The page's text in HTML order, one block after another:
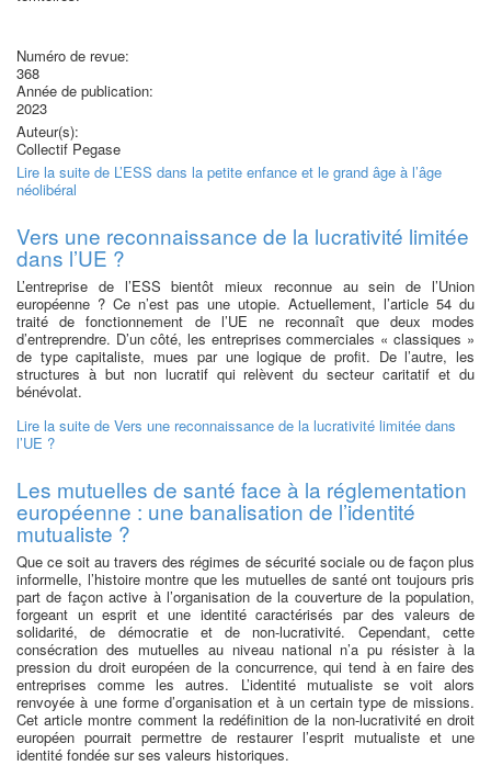
Numéro de revue:
368
Année de publication:
2023
Auteur(s):
Collectif Pegase
Lire la suite de L’ESS dans la petite enfance et le grand âge à l’âge
néolibéral
Vers une reconnaissance de la lucrativité limitée
dans l’UE ?
L’entreprise de l’ESS bientôt mieux reconnue au sein de l’Union
européenne ? Ce n’est pas une utopie. Actuellement, l’article 54 du
traité de fonctionnement de l’UE ne reconnaît que deux modes
d’entreprendre. D’un côté, les entreprises commerciales « classiques »
de type capitaliste, mues par une logique de profit. De l’autre, les
structures à but non lucratif qui relèvent du secteur caritatif et du
bénévolat.
Lire la suite de Vers une reconnaissance de la lucrativité limitée dans
l’UE ?
Les mutuelles de santé face à la réglementation
européenne : une banalisation de l’identité
mutualiste ?
Que ce soit au travers des régimes de sécurité sociale ou de façon plus
informelle, l’histoire montre que les mutuelles de santé ont toujours pris
part de façon active à l’organisation de la couverture de la population,
forgeant un esprit et une identité caractérisés par des valeurs de
solidarité, de démocratie et de non-lucrativité. Cependant, cette
consécration des mutuelles au niveau national n’a pu résister à la
pression du droit européen de la concurrence, qui tend à en faire des
entreprises comme les autres. L’identité mutualiste se voit alors
renvoyée à une forme d’organisation et à un certain type de missions.
Cet article montre comment la redéfinition de la non-lucrativité en droit
européen pourrait permettre de restaurer l’esprit mutualiste et une
identité fondée sur ses valeurs historiques.